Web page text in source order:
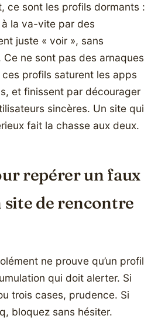
ce sont les profils dormants :
la va-vite par des
juste « voir », sans
Ce ne sont pas des arnaques
profils saturent les apps
et finissent par décourager
sincères. Un site qui
fait la chasse aux deux.
repérer un faux
de rencontre
ne prouve qu’un profil
qui doit alerter. Si
trois cases, prudence. Si
bloquez sans hésiter.